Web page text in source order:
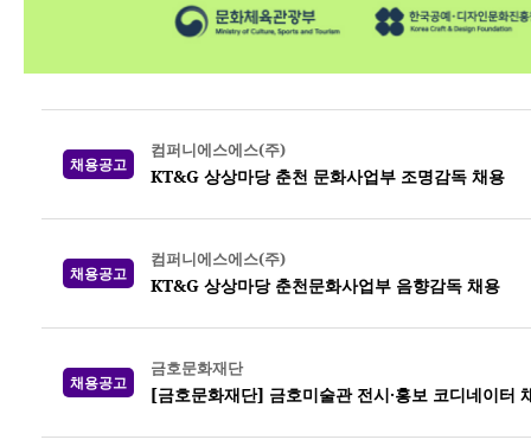
채용공고
컴퍼니에스에스(주)
KT&G 상상마당 춘천 문화사업부 조명감독 채용
채용공고
컴퍼니에스에스(주)
KT&G 상상마당 춘천문화사업부 음향감독 채용
채용공고
금호문화재단
[금호문화재단] 금호미술관 전시·홍보 코디네이터